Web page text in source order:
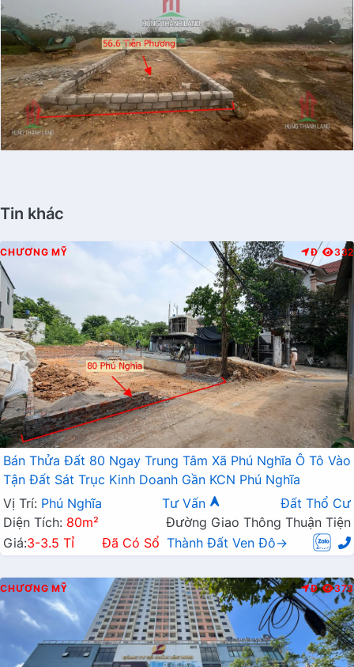
Tin khác
CHƯƠNG MỸ Đ 332
Bán Thửa Đất 80 Ngay Trung Tâm Xã Phú Nghĩa Ô Tô Vào
Tận Đất Sát Trục Kinh Doanh Gần KCN Phú Nghĩa
Vị Trí: Phú Nghĩa Tư Vấn
Đất Thổ Cư
Diện Tích: 80m²
Đường Giao Thông Thuận Tiện
Giá:3-3.5 Tỉ Đã Có Sổ Thành Đất Ven Đô→
CHƯƠNG MỸ Đ 373